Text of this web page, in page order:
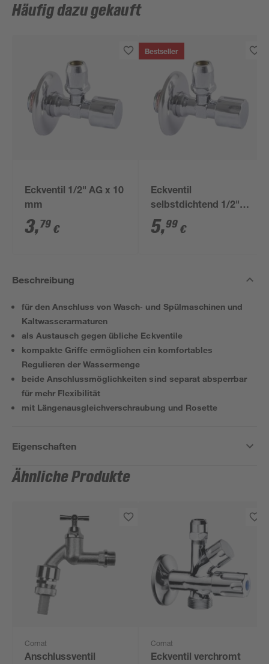
Häufig dazu gekauft
Eckventil 1/2" AG x 10
mm
3,79 €
Bestseller
Eckventil
selbstdichtend 1/2"
AG x 10 mm
5,99 €
Beschreibung
für den Anschluss von Wasch‑ und Spülmaschinen und
Kaltwasserarmaturen
als Austausch gegen übliche Eckventile
kompakte Griffe ermöglichen ein komfortables
Regulieren der Wassermenge
beide Anschlussmöglichkeiten sind separat absperrbar
für mehr Flexibilität
mit Längenausgleichverschraubung und Rosette
Eigenschaften
Ähnliche Produkte
Cornat
Anschlussventil
Cornat
Eckventil verchromt